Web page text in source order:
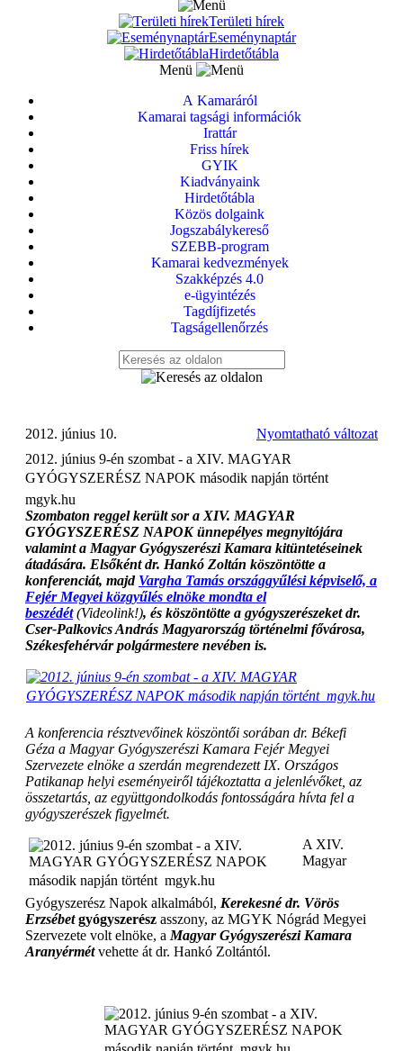
Területi hírek
Eseménynaptár
Hirdetőtábla
Menü
A Kamaráról
Kamarai tagsági információk
Irattár
Friss hírek
GYIK
Kiadványaink
Hirdetőtábla
Közös dolgaink
Jogszabálykereső
SZEBB-program
Kamarai kedvezmények
Szakképzés 4.0
e-ügyintézés
Tagdíjfizetés
Tagságellenőrzés
Nyomtatható változat
2012. június 10.
2012. június 9-én szombat - a XIV. MAGYAR
GYÓGYSZERÉSZ NAPOK második napján történt 
mgyk.hu
Szombaton reggel került sor a XIV. MAGYAR
GYÓGYSZERÉSZ NAPOK ünnepélyes megnyitójára
valamint a Magyar Gyógyszerészi Kamara kitüntetéseinek
átadására. Elsőként dr. Hankó Zoltán köszöntötte a
konferenciát, majd Vargha Tamás országgyűlési képviselő, a
Fejér Megyei közgyűlés elnöke mondta el
beszédét (Videolink!), és köszöntötte a gyógyszerészeket dr.
Cser-Palkovics András Magyarország történelmi fővárosa,
Székesfehérvár polgármestere nevében is.
A konferencia résztvevőinek köszöntői sorában dr. Békefi
Géza a Magyar Gyógyszerészi Kamara Fejér Megyei
Szervezete elnöke a szerdán megrendezett IX. Országos
Patikanap helyi eseményeiről tájékoztatta a jelenlévőket, az
összetartás, az együttgondolkodás fontosságára hívta fel a
gyógyszerészek figyelmét.
A XIV.
Magyar
Gyógyszerész Napok alkalmából, Kerekesné dr. Vörös
Erzsébetgyógyszerész asszony, az MGYK Nógrád Megyei
Szervezete volt elnöke, a Magyar Gyógyszerészi Kamara
Aranyérmétvehette át dr. Hankó Zoltántól.